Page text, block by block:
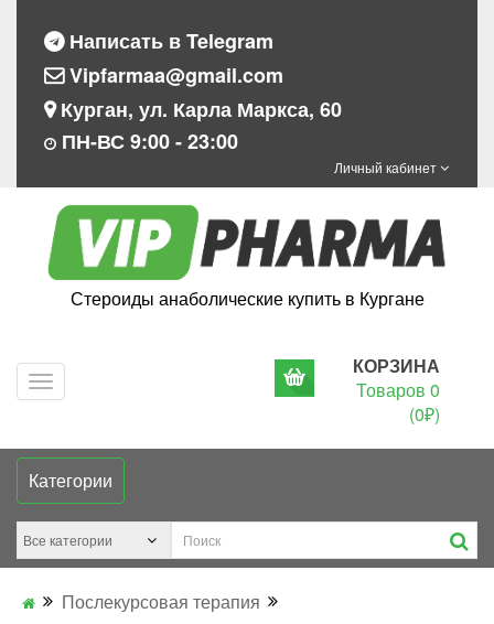
Написать в Telegram
Vipfarmaa@gmail.com
Курган, ул. Карла Маркса, 60
ПН-ВС 9:00 - 23:00
Личный кабинет
Стероиды анаболические купить в Кургане
КОРЗИНА
Товаров 0
(0₽)
Категории
Послекурсовая терапия